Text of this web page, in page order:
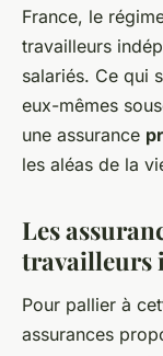
France, le
travailleurs
salariés. Ce qui
eux-mêmes
une assurance
les aléas de la
Les
travailleurs
Pour pallier à
assurances